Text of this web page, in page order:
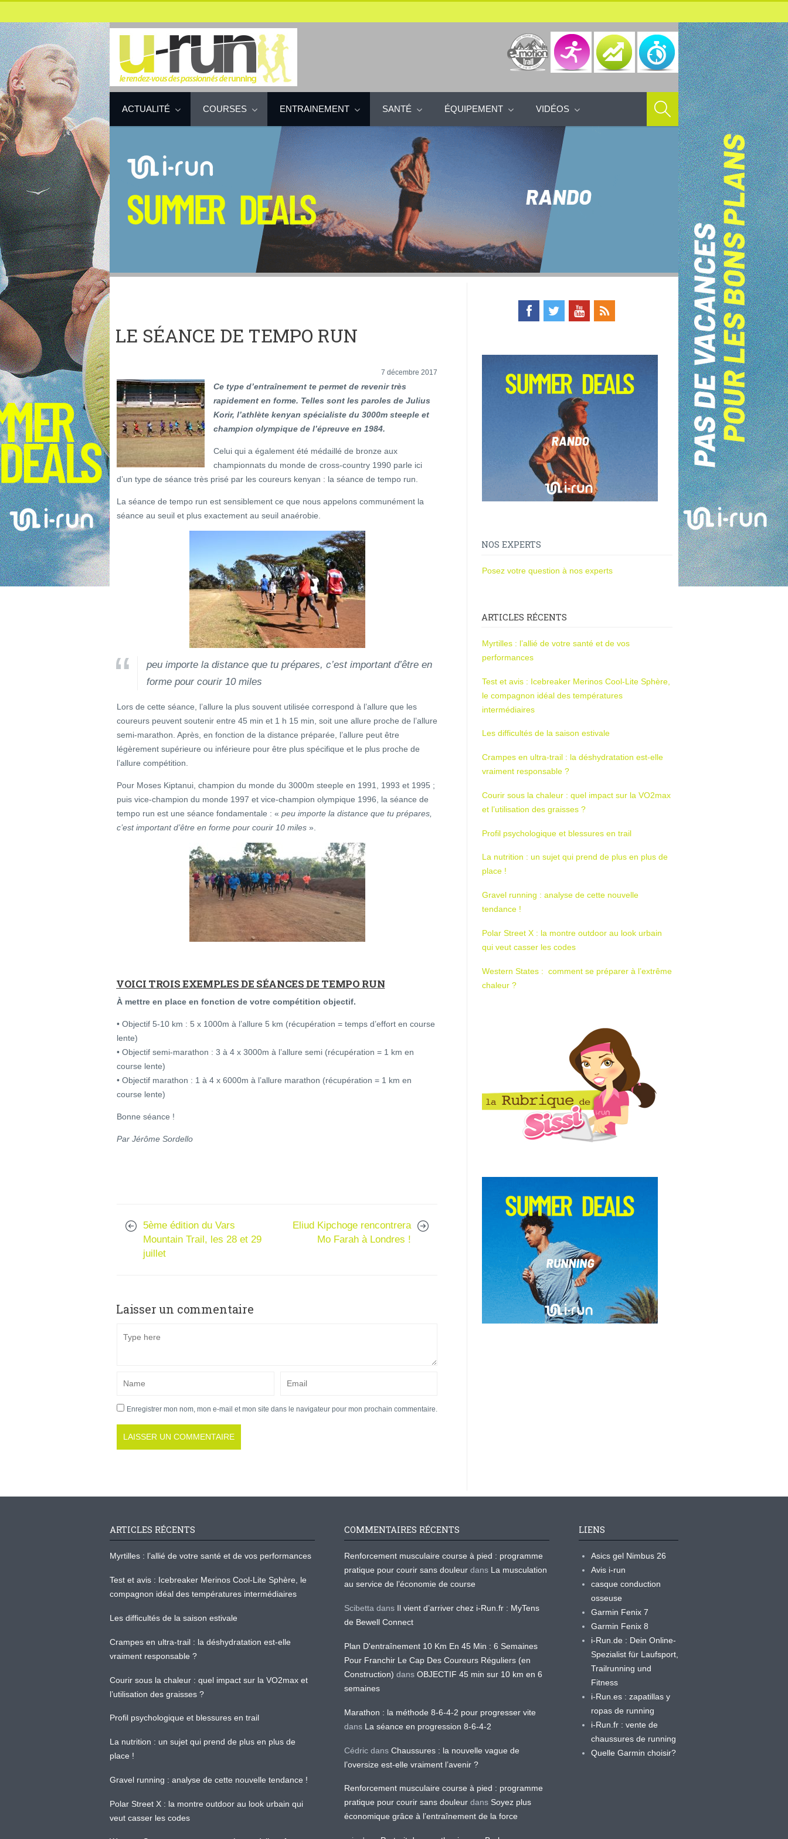
ACTUALITÉ COURSES ENTRAINEMENT SANTÉ ÉQUIPEMENT VIDÉOS
LE SÉANCE DE TEMPO RUN
7 décembre 2017
Ce type d’entraînement te permet de revenir très
rapidement en forme. Telles sont les paroles de Julius
Korir, l’athlète kenyan spécialiste du 3000m steeple et
champion olympique de l’épreuve en 1984.
Celui qui a également été médaillé de bronze aux
championnats du monde de cross-country 1990 parle ici
d’un type de séance très prisé par les coureurs kenyan : la séance de tempo run.
La séance de tempo run est sensiblement ce que nous appelons communément la
séance au seuil et plus exactement au seuil anaérobie.
peu importe la distance que tu prépares, c’est important d’être en
forme pour courir 10 miles
Lors de cette séance, l’allure la plus souvent utilisée correspond à l’allure que les
coureurs peuvent soutenir entre 45 min et 1 h 15 min, soit une allure proche de l’allure
semi-marathon. Après, en fonction de la distance préparée, l’allure peut être
légèrement supérieure ou inférieure pour être plus spécifique et le plus proche de
l’allure compétition.
Pour Moses Kiptanui, champion du monde du 3000m steeple en 1991, 1993 et 1995 ;
puis vice-champion du monde 1997 et vice-champion olympique 1996, la séance de
tempo run est une séance fondamentale : « peu importe la distance que tu prépares,
c’est important d’être en forme pour courir 10 miles ».
VOICI TROIS EXEMPLES DE SÉANCES DE TEMPO RUN
À mettre en place en fonction de votre compétition objectif.
• Objectif 5-10 km : 5 x 1000m à l’allure 5 km (récupération = temps d’effort en course
lente)
• Objectif semi-marathon : 3 à 4 x 3000m à l’allure semi (récupération = 1 km en
course lente)
• Objectif marathon : 1 à 4 x 6000m à l’allure marathon (récupération = 1 km en
course lente)
Bonne séance !
Par Jérôme Sordello
5ème édition du Vars
Mountain Trail, les 28 et 29
juillet
Eliud Kipchoge rencontrera
Mo Farah à Londres !
Laisser un commentaire
Enregistrer mon nom, mon e-mail et mon site dans le navigateur pour mon prochain commentaire.
NOS EXPERTS
Posez votre question à nos experts
ARTICLES RÉCENTS
Myrtilles : l’allié de votre santé et de vos
performances
Test et avis : Icebreaker Merinos Cool-Lite Sphère,
le compagnon idéal des températures
intermédiaires
Les difficultés de la saison estivale
Crampes en ultra-trail : la déshydratation est-elle
vraiment responsable ?
Courir sous la chaleur : quel impact sur la VO2max
et l’utilisation des graisses ?
Profil psychologique et blessures en trail
La nutrition : un sujet qui prend de plus en plus de
place !
Gravel running : analyse de cette nouvelle
tendance !
Polar Street X : la montre outdoor au look urbain
qui veut casser les codes
Western States : comment se préparer à l’extrême
chaleur ?
ARTICLES RÉCENTS
Myrtilles : l’allié de votre santé et de vos performances
Test et avis : Icebreaker Merinos Cool-Lite Sphère, le
compagnon idéal des températures intermédiaires
Les difficultés de la saison estivale
Crampes en ultra-trail : la déshydratation est-elle
vraiment responsable ?
Courir sous la chaleur : quel impact sur la VO2max et
l’utilisation des graisses ?
Profil psychologique et blessures en trail
La nutrition : un sujet qui prend de plus en plus de
place !
Gravel running : analyse de cette nouvelle tendance !
Polar Street X : la montre outdoor au look urbain qui
veut casser les codes
COMMENTAIRES RÉCENTS
Renforcement musculaire course à pied : programme
pratique pour courir sans douleur dans La musculation
au service de l’économie de course
Scibetta dans Il vient d’arriver chez i-Run.fr : MyTens
de Bewell Connect
Plan D'entraînement 10 Km En 45 Min : 6 Semaines
Pour Franchir Le Cap Des Coureurs Réguliers (en
Construction) dans OBJECTIF 45 min sur 10 km en 6
semaines
Marathon : la méthode 8-6-4-2 pour progresser vite
dans La séance en progression 8-6-4-2
Cédric dans Chaussures : la nouvelle vague de
l’oversize est-elle vraiment l’avenir ?
Renforcement musculaire course à pied : programme
pratique pour courir sans douleur dans Soyez plus
économique grâce à l’entraînement de la force
LIENS
Asics gel Nimbus 26
Avis i-run
casque conduction
osseuse
Garmin Fenix 7
Garmin Fenix 8
i-Run.de : Dein Online-
Spezialist für Laufsport,
Trailrunning und
Fitness
i-Run.es : zapatillas y
ropas de running
i-Run.fr : vente de
chaussures de running
Quelle Garmin choisir?